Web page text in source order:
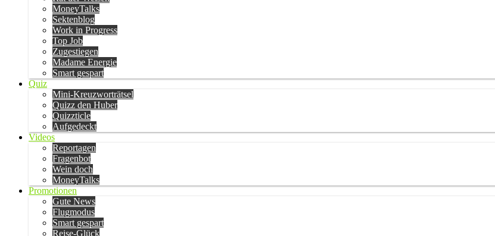
MoneyTalks
Sektenblog
Work in Progress
Top Job
Zugestiegen
Madame Energie
Smart gespart
Quiz
Mini-Kreuzworträtsel
Quizz den Huber
Quizzticle
Aufgedeckt
Videos
Reportagen
Fragenbot
Wein doch
MoneyTalks
Promotionen
Gute News
Flugmodus
Smart gespart
Reise-Glück